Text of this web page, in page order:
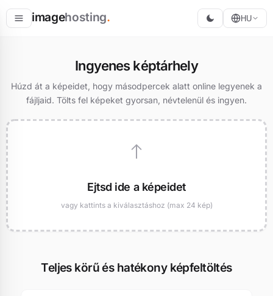
imagehosting.
Átméretezés
HU
Ingyenes képtárhely
Húzd át a képeidet, hogy másodpercek alatt online legyenek a
fájljaid. Tölts fel képeket gyorsan, névtelenül és ingyen.
Ejtsd ide a képeidet
vagy kattints a kiválasztáshoz (max 24 kép)
Teljes körű és hatékony képfeltöltés